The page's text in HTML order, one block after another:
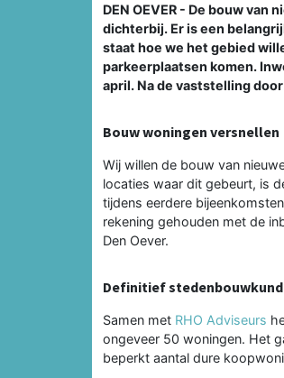
DEN OEVER - De bouw
dichterbij. Er is een
staat hoe we het gebied
parkeerplaatsen komen.
april. Na de vaststelling
Bouw woningen versnellen
Wij willen de bouw van
locaties waar dit gebeurt, is
tijdens eerdere
rekening gehouden met de
Den Oever.
Definitief
Samen met RHO Adviseurs
ongeveer 50 woningen. Het
beperkt aantal dure